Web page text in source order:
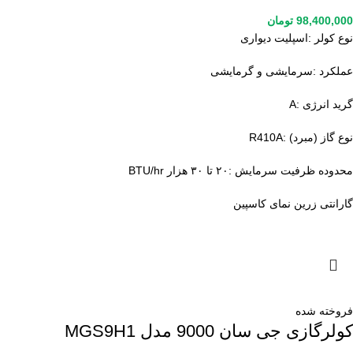
98,400,000 تومان
نوع کولر :اسپليت ديواری
عملكرد :سرمایشی و گرمایشی
گرید انرژی :A
نوع گاز (مبرد) :R410A
محدوده ظرفیت سرمایش :۲۰ تا ۳۰ هزار BTU/hr
گارانتی زرین نمای کاسپین
فروخته شده
کولرگازی جی سان 9000 مدل MGS9H1